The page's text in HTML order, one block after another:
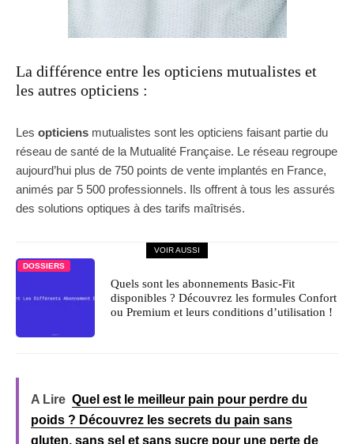
La différence entre les opticiens mutualistes et
les autres opticiens :
Les opticiens mutualistes sont les opticiens faisant partie du
réseau de santé de la Mutualité Française. Le réseau regroupe
aujourd’hui plus de 750 points de vente implantés en France,
animés par 5 500 professionnels. Ils offrent à tous les assurés
des solutions optiques à des tarifs maîtrisés.
VOIR AUSSI
DOSSIERS
Quels sont les abonnements Basic-Fit
disponibles ? Découvrez les formules Confort
ou Premium et leurs conditions d’utilisation !
A Lire Quel est le meilleur pain pour perdre du
poids ? Découvrez les secrets du pain sans
gluten, sans sel et sans sucre pour une perte de